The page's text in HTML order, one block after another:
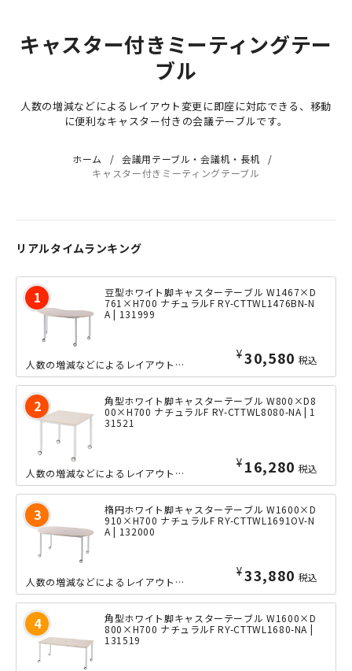
キャスター付きミーティングテー
ブル
人数の増減などによるレイアウト変更に即座に対応できる、移動
に便利なキャスター付きの会議テーブルです。
ホーム
会議用テーブル・会議机・長机
キャスター付きミーティングテーブル
リアルタイムランキング
豆型ホワイト脚キャスターテーブル W1467×D
761×H700 ナチュラルF RY-CTTWL1476BN-N
A | 131999
¥30,580 税込
人数の増減などによるレイアウト変更に即座に対応できる、大型キャスター付きの豆型キャスターテーブル。キュートな印象の豆型の天板は、例えば、3台を内向きに並べてでサークル型に、または外側に並べて花びら型に...
角型ホワイト脚キャスターテーブル W800×D8
00×H700 ナチュラルF RY-CTTWL8080-NA | 1
31521
¥ 16,280 税込
人数の増減などによるレイアウト変更に即座に対応できる、大型キャスター付きの正方形キャスターテーブル。天板裏は耐久性に優れたフレーム構造となっておりますので、どんなシーンでも安心してご使用いただけます。...
楕円ホワイト脚キャスターテーブル W1600×D
910×H700 ナチュラルF RY-CTTWL1691OV-N
A | 132000
¥33,880 税込
人数の増減などによるレイアウト変更に即座に対応できる、大型キャスター付きの楕円キャスターテーブル。楕円タイプのテーブルならではの特徴を生かした配置方法で、より創造性の高いレイアウトを実現できます。丸み...
角型ホワイト脚キャスターテーブル W1600×D
800×H700 ナチュラルF RY-CTTWL1680-NA |
131519